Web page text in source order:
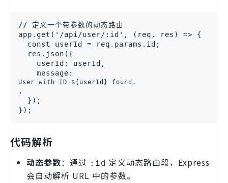
// 定义一个带参数的动态路由
app.get('/api/user/:id', (req, res) => {
  const userId = req.params.id;
  res.json({
    userId: userId,
    message:
User with ID ${userId} found.
,
  });
});
代码解析
动态参数：通过 :id 定义动态路由段，Express
会自动解析 URL 中的参数。